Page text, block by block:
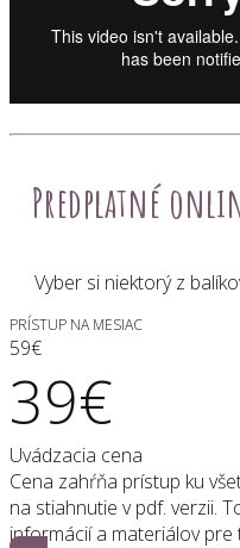
Predplatné
Vyber si niektorý z
PRÍSTUP NA MESIAC
59€
39€
Uvádzacia cena
Cena zahŕňa prístup ku
na stiahnutie v pdf. verzii.
informácií a materiálov pre